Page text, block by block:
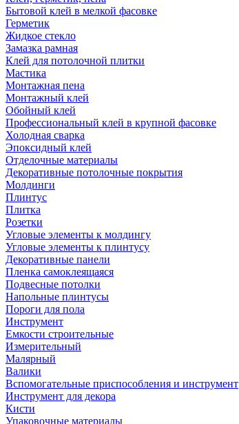
Бытовой клей в мелкой фасовке
Герметик
Жидкое стекло
Замазка рамная
Клей для потолочной плитки
Мастика
Монтажная пена
Монтажный клей
Обойный клей
Профессиональный клей в крупной фасовке
Холодная сварка
Эпоксидный клей
Отделочные материалы
Декоративные потолочные покрытия
Молдинги
Плинтус
Плитка
Розетки
Угловые элементы к молдингу
Угловые элементы к плинтусу
Декоративные панели
Пленка самоклеящаяся
Подвесные потолки
Напольные плинтусы
Пороги для пола
Инструмент
Емкости строительные
Измерительный
Малярный
Валики
Вспомогательные приспособления и инструмент
Инструмент для декора
Кисти
Упаковочные материалы